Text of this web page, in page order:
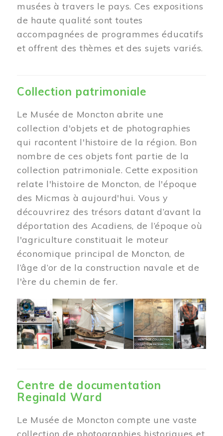
musées à travers le pays. Ces expositions
de haute qualité sont toutes
accompagnées de programmes éducatifs
et offrent des thèmes et des sujets variés.
Collection patrimoniale
Le Musée de Moncton abrite une
collection d'objets et de photographies
qui racontent l'histoire de la région. Bon
nombre de ces objets font partie de la
collection patrimoniale. Cette exposition
relate l'histoire de Moncton, de l'époque
des Micmas à aujourd'hui. Vous y
découvrirez des trésors datant d’avant la
déportation des Acadiens, de l’époque où
l'agriculture constituait le moteur
économique principal de Moncton, de
l’âge d’or de la construction navale et de
l'ère du chemin de fer.
Centre de documentation
Reginald Ward
Le Musée de Moncton compte une vaste